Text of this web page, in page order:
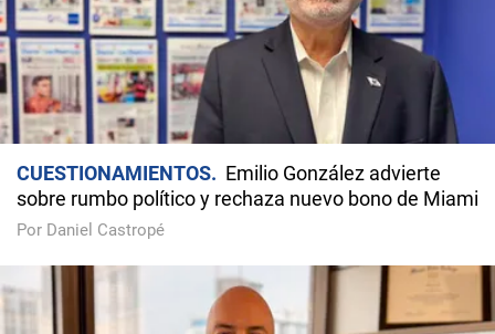
CUESTIONAMIENTOS
Emilio González advierte
sobre rumbo político y rechaza nuevo bono de Miami
Por Daniel Castropé